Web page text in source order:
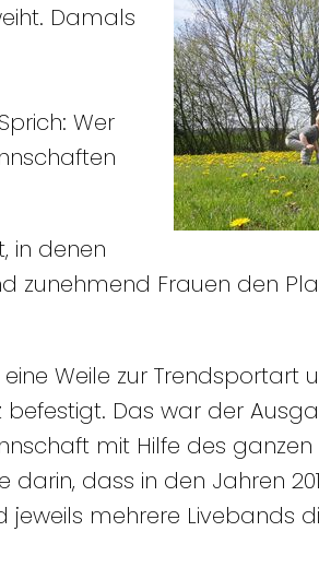
Damals
Wer
in denen
zunehmend Frauen den
eine Weile zur
Das war der
mit Hilfe des ganzen
dass in den Jahren
jeweils mehrere Livebands